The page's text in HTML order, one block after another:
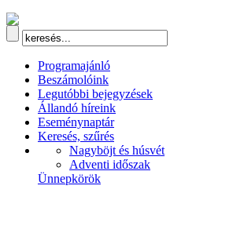
Programajánló
Beszámolóink
Legutóbbi bejegyzések
Állandó híreink
Eseménynaptár
Keresés, szűrés
Nagyböjt és húsvét
Adventi időszak
Ünnepkörök